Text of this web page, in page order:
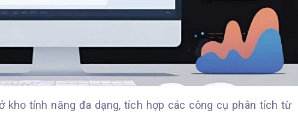
kho tính năng đa dạng, tích hợp các công cụ phân tích từ